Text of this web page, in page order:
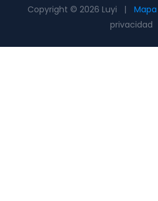
Copyright © 2026 Luyi |
privacidad